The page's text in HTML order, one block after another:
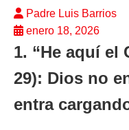
Padre Luis Barrios
enero 18, 2026
1. “He aquí el
29): Dios no
entra